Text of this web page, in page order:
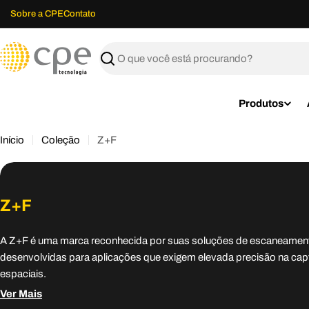
conteúdo
Sobre a CPEContato
C
T
e
n
o
l
o
Buscar
Produtos
Início Coleção Z+F
Z+F
A Z+F é uma marca reconhecida por suas soluções de
desenvolvidas para aplicações que exigem elevada precisão na
espaciais.
Ver Mais